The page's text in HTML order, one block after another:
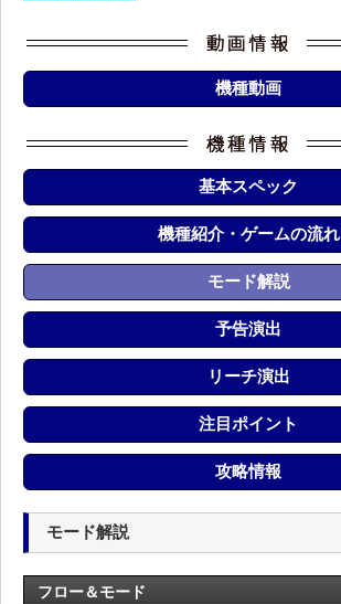
機種動画
基本スペック
機種紹介・ゲームの流れ
モード解説
予告演出
リーチ演出
注目ポイント
攻略情報
モード解説
フロー＆モード